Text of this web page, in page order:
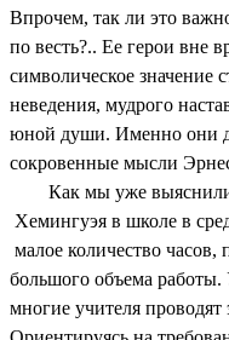
Впрочем, так ли это
по весть?.. Ее герои вне
символическое значение
неведения, мудрого
юной души. Именно они
сокровенные мысли
Как мы уже выяснили,
Хемингуэя в школе в
малое количество
большого объема работы.
многие учителя